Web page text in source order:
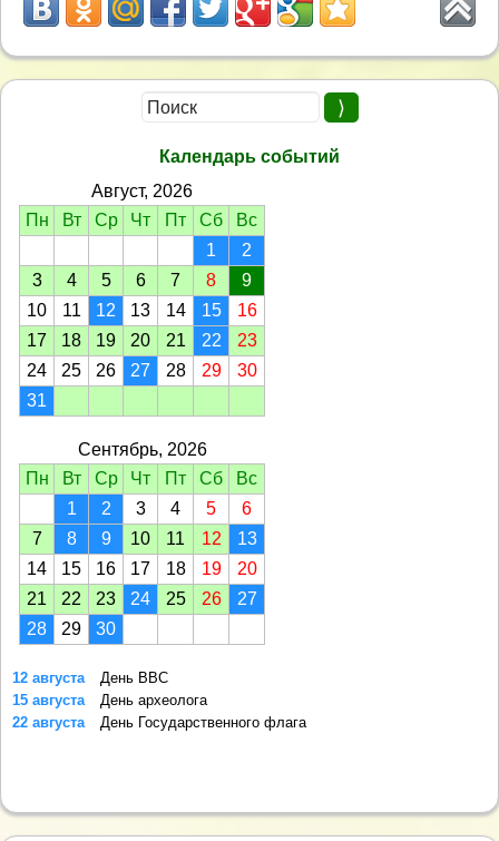
Календарь событий
Август, 2026
Пн
Вт Ср Чт Пт Сб
Вс
1
2
3
4 5 6 7 8
9
10
11 12 13 14 15
16
17
18 19 20 21 22
23
24
25 26 27 28 29
30
31
Сентябрь, 2026
Пн
Вт Ср Чт Пт Сб
Вс
1
2 3 4 5
6
7
8 9 10 11 12
13
14
15 16 17 18 19
20
21
22 23 24 25 26
27
28
29 30
12 августа
День ВВС
15 августа
День археолога
22 августа
День Государственного флага